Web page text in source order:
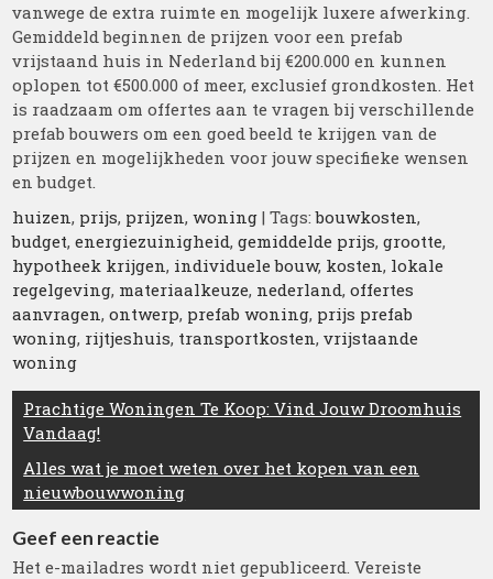
vanwege de extra ruimte en mogelijk luxere afwerking.
Gemiddeld beginnen de prijzen voor een prefab
vrijstaand huis in Nederland bij €200.000 en kunnen
oplopen tot €500.000 of meer, exclusief grondkosten. Het
is raadzaam om offertes aan te vragen bij verschillende
prefab bouwers om een goed beeld te krijgen van de
prijzen en mogelijkheden voor jouw specifieke wensen
en budget.
huizen, prijs, prijzen,woning | Tags:bouwkosten,
budget,energiezuinigheid,gemiddelde prijs,grootte,
hypotheek krijgen, individuele bouw, kosten, lokale
regelgeving, materiaalkeuze, nederland,offertes
aanvragen,ontwerp, prefab woning, prijs prefab
woning, rijtjeshuis, transportkosten,vrijstaande
woning
Berichtnavigatie
Prachtige Woningen Te Koop: Vind Jouw Droomhuis
Vandaag!
Alles wat je moet weten over het kopen van een
nieuwbouwwoning
Geef een reactie
Het e-mailadres wordt niet gepubliceerd. Vereiste